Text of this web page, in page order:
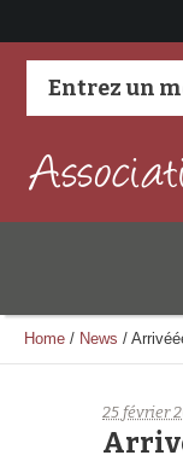
Home / News /
25 février